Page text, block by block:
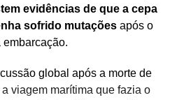
evidências de que a cepa
sofrido mutaçõesapós o
embarcação.
global após a morte de
viagem marítima que fazia o